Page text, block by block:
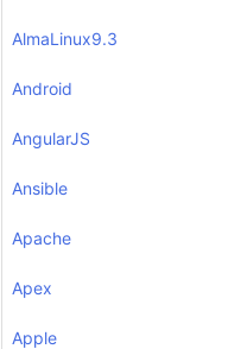
AlmaLinux9.3
Android
AngularJS
Ansible
Apache
Apex
Apple